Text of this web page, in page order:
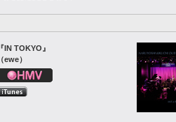
『IN TOKYO』
（ewe）